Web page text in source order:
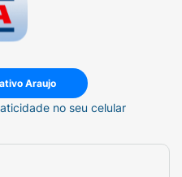
Araujo
no seu celular